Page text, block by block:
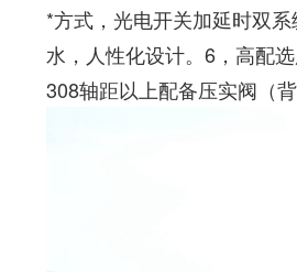
*方式，光电开关加延时双
水，人性化设计。6，高配
308轴距以上配备压实阀（